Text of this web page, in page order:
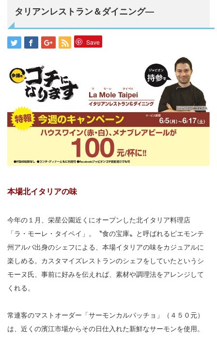
タリアンレストラン＆ダイニング―
Save
本場北イタリアの味
今年の１月、栄星公園近くにオープンした北イタリア料理店
「ラ・モーレ・タイペイ」。〝食の宝庫〟と呼ばれるピエモンテ
州アルバ出身のシェフによる、本場イタリアの味をカジュアルに
楽しめる。カスタマイズレストランのシェフをしていたというシ
モーヌ氏、事前に好みを伝えれば、素材や調理法をアレンジして
くれる。
常連客のマストオーダー「サーモンカルパッチョ」（４５０元）
は、近くの濱江市場からその日仕入れた新鮮なサーモンを使用。